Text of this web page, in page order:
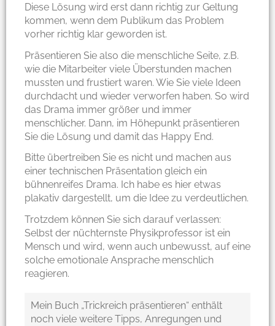
Diese Lösung wird erst dann richtig zur Geltung
kommen, wenn dem Publikum das Problem
vorher richtig klar geworden ist.
Präsentieren Sie also die menschliche Seite, z.B.
wie die Mitarbeiter viele Überstunden machen
mussten und frustiert waren. Wie Sie viele Ideen
durchdacht und wieder verworfen haben. So wird
das Drama immer größer und immer
menschlicher. Dann, im Höhepunkt präsentieren
Sie die Lösung und damit das Happy End.
Bitte übertreiben Sie es nicht und machen aus
einer technischen Präsentation gleich ein
bühnenreifes Drama. Ich habe es hier etwas
plakativ dargestellt, um die Idee zu verdeutlichen.
Trotzdem können Sie sich darauf verlassen:
Selbst der nüchternste Physikprofessor ist ein
Mensch und wird, wenn auch unbewusst, auf eine
solche emotionale Ansprache menschlich
reagieren.
Mein Buch „Trickreich präsentieren“ enthält
noch viele weitere Tipps, Anregungen und